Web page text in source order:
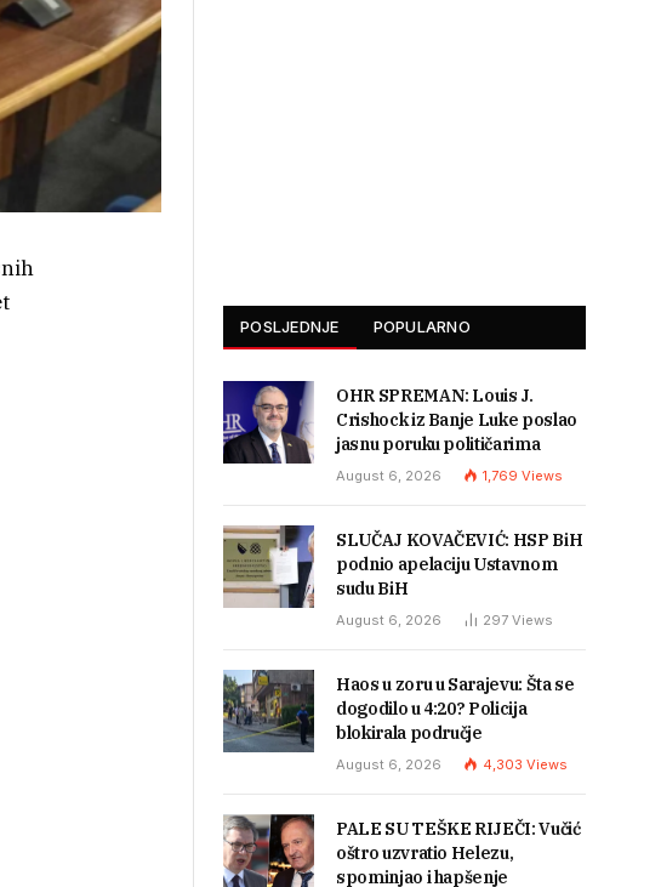
POSLJEDNJE POPULARNO
OHR SPREMAN: Louis J.
Crishock iz Banje Luke poslao
jasnu poruku političarima
August 6, 2026 1,769 Views
SLUČAJ KOVAČEVIĆ: HSP BiH
podnio apelaciju Ustavnom
sudu BiH
August 6, 2026 297 Views
Haos u zoru u Sarajevu: Šta se
dogodilo u 4:20? Policija
blokirala područje
August 6, 2026 4,303 Views
PALE SU TEŠKE RIJEČI: Vučić
oštro uzvratio Helezu,
spominjao i hapšenje